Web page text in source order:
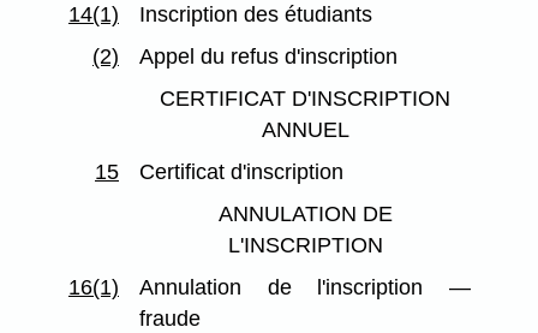
14(1)
Inscription des étudiants
(2)
Appel du refus d'inscription
CERTIFICAT D'INSCRIPTION
ANNUEL
15
Certificat d'inscription
ANNULATION DE
L'INSCRIPTION
16(1)
Annulation de l'inscription —
fraude